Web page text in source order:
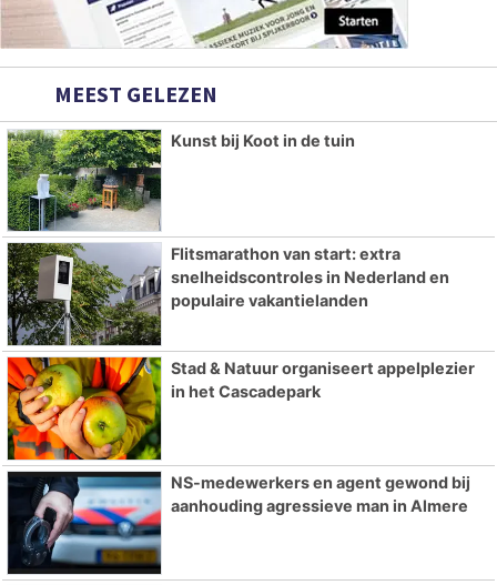
MEEST GELEZEN
Kunst bij Koot in de tuin
Flitsmarathon van start: extra
snelheidscontroles in Nederland en
populaire vakantielanden
Stad & Natuur organiseert appelplezier
in het Cascadepark
NS-medewerkers en agent gewond bij
aanhouding agressieve man in Almere